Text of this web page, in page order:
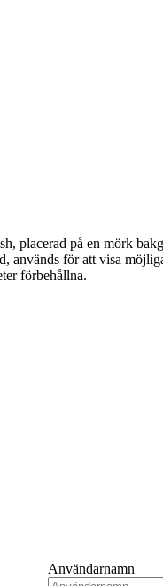
förbehållna.
Användarnamn